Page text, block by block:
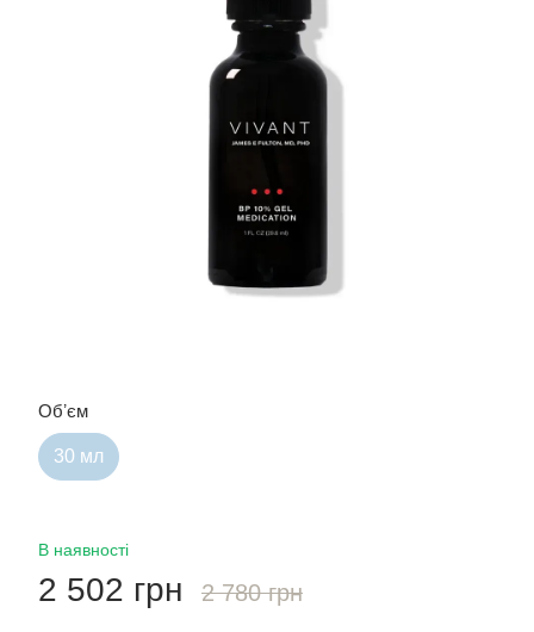
Обʼєм
30 мл
В наявності
2 502 грн 2 780 грн